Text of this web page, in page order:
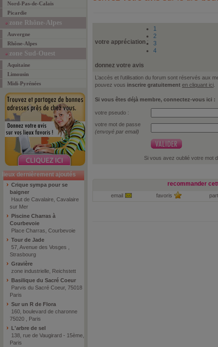
Nord-Pas-de-Calais
Picardie
zone Rhône-Alpes
Auvergne
Rhône-Alpes
zone Sud-Ouest
Aquitaine
Limousin
Midi-Pyrénées
lieux dernièrement ajoutés
Crique sympa pour se
baigner
Haut de Cavalaire, Cavalaire
sur Mer
Piscine Charras à
Courbevoie
Place Charras, Courbevoie
Tour de Jade
57, Avenue des Vosges ,
Strasbourg
Gravière
zone industrielle, Reichstett
Basilique du Sacré Coeur
Parvis du Sacré Coeur, 75018
Paris
Sur un R de Flora
160, boulevard de charonne
75020 , Paris
L'arbre de sel
138, rue de Vaugirard - 15ème,
Paris
votre appréciation:
1
2
3
4
donnez votre avis
L’accès et l’utilisation du forum sont réservés aux
pouvez vous inscrire gratuitement en cliquant ici
Si vous êtes déjà membre, connectez-vous ici :
votre pseudo :
votre mot de passe
(envoyé par email)
Si vous avez oublié votre mot
recommander
email favoris